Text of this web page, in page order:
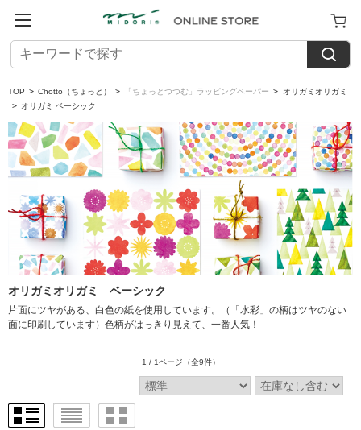
TOP > Chotto（ちょっと） > 「ちょっとつつむ」ラッピングペーパー >
オリガミオリガミ
> オリガミ ベーシック
オリガミオリガミ ベーシック
片面にツヤがある、白色の紙を使用しています。（「水彩」の柄はツヤのない
面に印刷しています）色柄がはっきり見えて、一番人気！
1 / 1ページ （全9件）